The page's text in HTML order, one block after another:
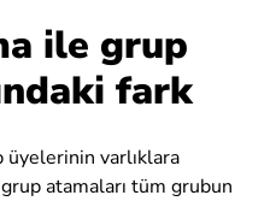
ile grup
fark
varlıklara
atamaları tüm grubun